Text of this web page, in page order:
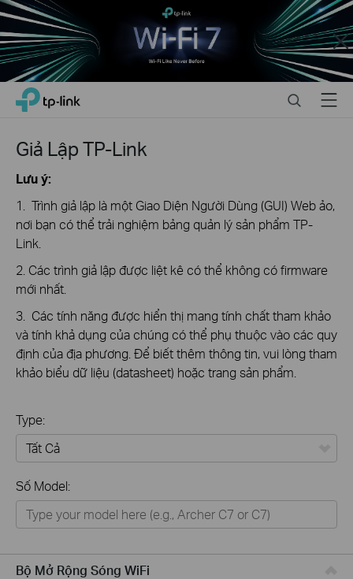
Close
Click
navigation
TP-Link, Reliably Smart SearchMenu
Giả Lập TP-Link
Lưu ý:
1. Trình giả lập là một Giao Diện Người Dùng (GUI) Web ảo,
nơi bạn có thể trải nghiệm bảng quản lý sản phẩm TP-
Link.
2. Các trình giả lập được liệt kê có thể không có firmware
mới nhất.
3. Các tính năng được hiển thị mang tính chất tham khảo
và tính khả dụng của chúng có thể phụ thuộc vào các quy
định của địa phương. Để biết thêm thông tin, vui lòng tham
khảo biểu dữ liệu (datasheet) hoặc trang sản phẩm.
Type:
Tất Cả
Thiết Bị Mạng
Nhà Thông Minh
Giải Pháp Doanh Nghiệp
Số Model:
Bộ Mở Rộng Sóng WiFi